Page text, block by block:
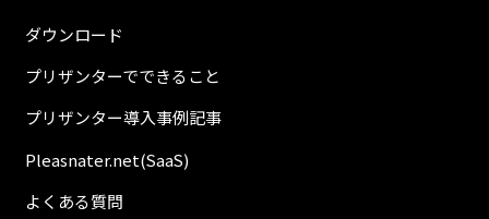
ダウンロード
プリザンターでできること
プリザンター導入事例記事
Pleasnater.net(SaaS)
よくある質問